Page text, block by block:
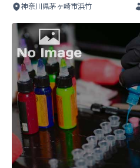
神奈川県茅ヶ崎市浜竹
tomo flowersink